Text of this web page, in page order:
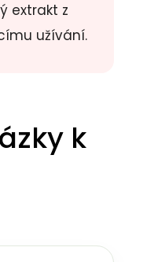
extrakt z
užívání.
k